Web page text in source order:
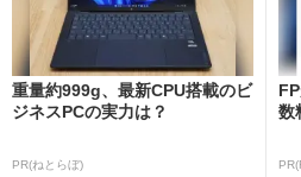
重量約999g、最新CPU搭載のビ
ジネスPCの実力は？
PR(ねとらぼ)
数